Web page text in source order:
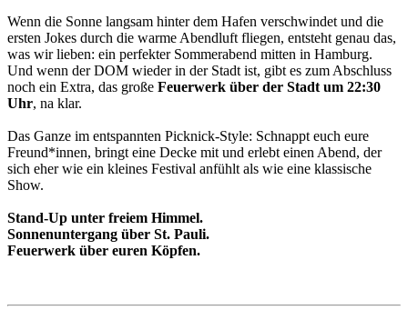
Wenn die Sonne langsam hinter dem Hafen verschwindet und die
ersten Jokes durch die warme Abendluft fliegen, entsteht genau das,
was wir lieben: ein perfekter Sommerabend mitten in Hamburg.
Und wenn der DOM wieder in der Stadt ist, gibt es zum Abschluss
noch ein Extra, das große Feuerwerk über der Stadt um 22:30
Uhr, na klar.
Das Ganze im entspannten Picknick-Style: Schnappt euch eure
Freund*innen, bringt eine Decke mit und erlebt einen Abend, der
sich eher wie ein kleines Festival anfühlt als wie eine klassische
Show.
Stand-Up unter freiem Himmel.
Sonnenuntergang über St. Pauli.
Feuerwerk über euren Köpfen.